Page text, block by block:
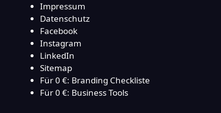
Impressum
Datenschutz
Facebook
Instagram
LinkedIn
Sitemap
Für 0 €: Branding Checkliste
Für 0 €: Business Tools